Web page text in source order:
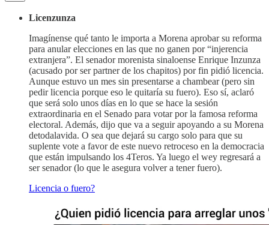
Licenzunza
Imagínense qué tanto le importa a Morena aprobar su reforma
para anular elecciones en las que no ganen por “injerencia
extranjera”. El senador morenista sinaloense Enrique Inzunza
(acusado por ser partner de los chapitos) por fin pidió licencia.
Aunque estuvo un mes sin presentarse a chambear (pero sin
pedir licencia porque eso le quitaría su fuero). Eso sí, aclaró
que será solo unos días en lo que se hace la sesión
extraordinaria en el Senado para votar por la famosa reforma
electoral. Además, dijo que va a seguir apoyando a su Morena
detodalavida. O sea que dejará su cargo solo para que su
suplente vote a favor de este nuevo retroceso en la democracia
que están impulsando los 4Teros. Ya luego el wey regresará a
ser senador (lo que le asegura volver a tener fuero).
Licencia o fuero?